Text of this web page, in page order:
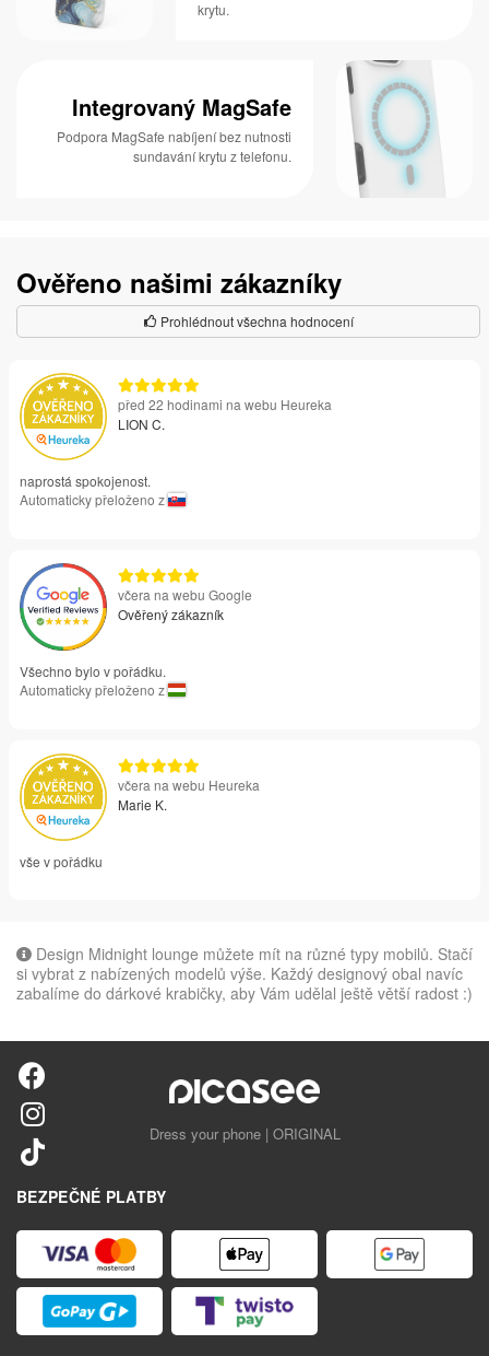
krytu.
Integrovaný MagSafe
Podpora MagSafe nabíjení bez nutnosti
sundavání krytu z telefonu.
Ověřeno našimi zákazníky
Prohlédnout všechna hodnocení
před 22 hodinami na webu Heureka
LION C.
naprostá spokojenost.
Automaticky přeloženo z
včera na webu Google
Ověřený zákazník
Všechno bylo v pořádku.
Automaticky přeloženo z
včera na webu Heureka
Marie K.
vše v pořádku
Design Midnight lounge můžete mít na různé typy mobilů. Stačí
si vybrat z nabízených modelů výše. Každý designový obal navíc
zabalíme do dárkové krabičky, aby Vám udělal ještě větší radost :)
Dress your phone | ORIGINAL
BEZPEČNÉ PLATBY